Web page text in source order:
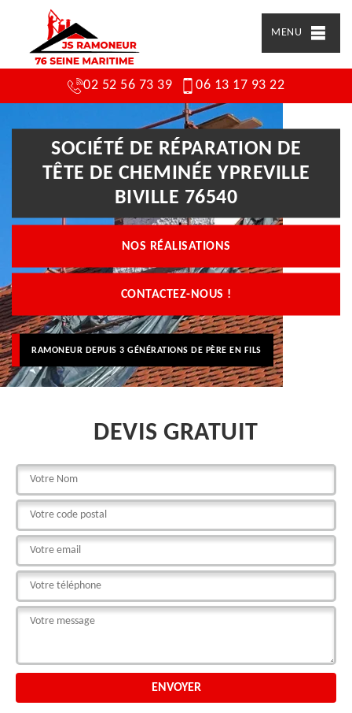
MENU
02 52 56 73 39 06 13 17 93 22
SOCIÉTÉ DE RÉPARATION DE
TÊTE DE CHEMINÉE YPREVILLE
BIVILLE 76540
NOS RÉALISATIONS
CONTACTEZ-NOUS !
RAMONEUR DEPUIS 3 GÉNÉRATIONS DE PÈRE EN FILS
DEVIS GRATUIT